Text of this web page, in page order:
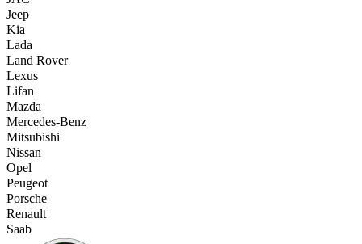
Jeep
Kia
Lada
Land Rover
Lexus
Lifan
Mazda
Mercedes-Benz
Mitsubishi
Nissan
Opel
Peugeot
Porsche
Renault
Saab